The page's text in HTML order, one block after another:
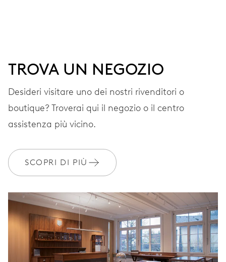
41 h
Riserva di carica
782
DIMENSIONI
Ø 30.00 mm, 13 1/4’’’
AVVOLGIMENTO
Carica automatica, rotore rosso
TROVA UN NEGOZIO
Desideri visitare uno dei nostri rivenditori o
boutique? Troverai qui il negozio o il centro
assistenza più vicino.
SCOPRI DI PIÙ